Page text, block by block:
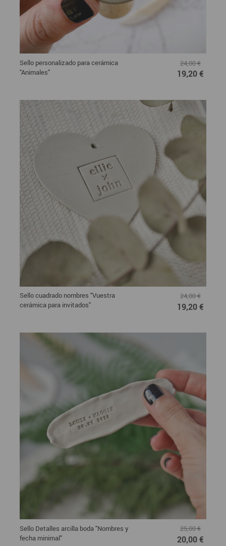
Sello personalizado para cerámica
"Animales"
24,00 €
19,20 €
Sello cuadrado nombres "Vuestra
cerámica para invitados"
24,00 €
19,20 €
Sello Detalles arcilla boda "Nombres y
fecha minimal"
25,00 €
20,00 €